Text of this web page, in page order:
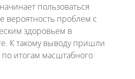
пользоваться
проблем с
здоровьем в
К такому выводу пришли
итогам масштабного